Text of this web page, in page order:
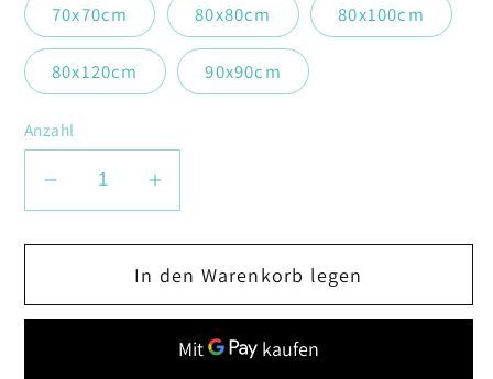
70x70cm 80x80cm 80x100cm
80x120cm 90x90cm
Anzahl
Verringere
Menge
Nimm
Erhöhe
Menge
für
Nimm
meine
Hand
In den Warenkorb legen